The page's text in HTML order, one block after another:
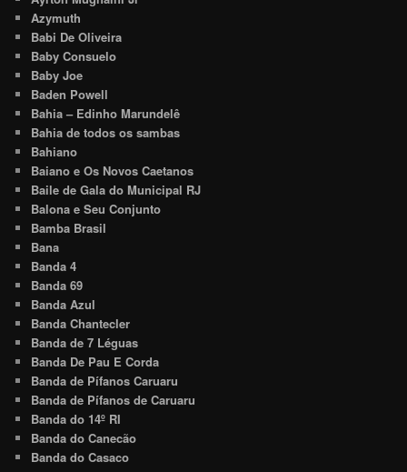
Azymuth
Babi De Oliveira
Baby Consuelo
Baby Joe
Baden Powell
Bahia – Edinho Marundelê
Bahia de todos os sambas
Bahiano
Baiano e Os Novos Caetanos
Baile de Gala do Municipal RJ
Balona e Seu Conjunto
Bamba Brasil
Bana
Banda 4
Banda 69
Banda Azul
Banda Chantecler
Banda de 7 Léguas
Banda De Pau E Corda
Banda de Pífanos Caruaru
Banda de Pífanos de Caruaru
Banda do 14º RI
Banda do Canecão
Banda do Casaco